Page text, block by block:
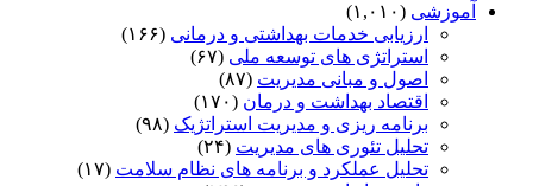
آموزشی (۱,۰۱۰)
ارزیابی خدمات بهداشتی و درمانی (۱۶۶)
استراتژی های توسعه ملی (۶۷)
اصول و مبانی مدیریت (۸۷)
اقتصاد بهداشت و درمان (۱۷۰)
برنامه ریزی و مدیریت استراتژیک (۹۸)
تحلیل تئوری های مدیریت (۲۴)
تحلیل عملکرد و برنامه های نظام سلامت (۱۷)